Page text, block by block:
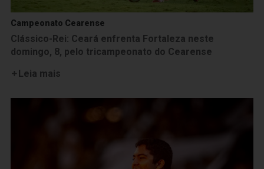
Campeonato Cearense
Clássico-Rei: Ceará enfrenta Fortaleza neste
domingo, 8, pelo tricampeonato do Cearense
Leia mais